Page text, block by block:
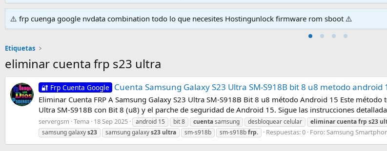
⚠️ frp cuenga google nvdata combination todo lo que necesites Hostingunlock firmware rom sboot ⚠️
Etiquetas
eliminar cuenta frp s23 ultra
🔐 Frp Cuenta Google Cuenta Samsung Galaxy S23 Ultra SM-S918B bit 8 u8 metodo android
Eliminar Cuenta FRP A Samsung Galaxy S23 Ultra SM-S918B Bit 8 u8 método Android 15 Este
Ultra SM-S918B con Bit 8 (u8) y el parche de seguridad de Android 15. Sigue las instrucciones
servergsm Tema 18 Sep 2025 android 15 bit 8 cuentasamsung desbloquear celular eliminarcuentafrp s23
samsung galaxys23 samsung galaxys23 ultra sm-s918b sm-s918bfrp. Respuestas: 0 Foro:Samsung